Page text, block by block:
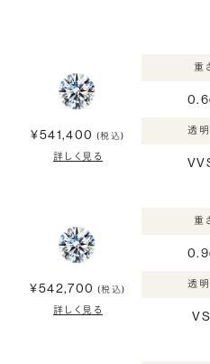
¥541,400 (税込)
詳しく見る
重
透
¥542,700 (税込)
詳しく見る
重
透